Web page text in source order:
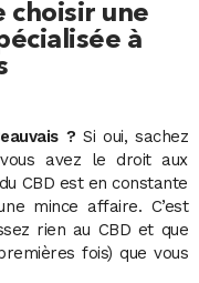
choisir une
à
? Si oui, sachez
avez le droit aux
CBD est en constante
mince affaire. C’est
rien au CBD et que
fois) que vous